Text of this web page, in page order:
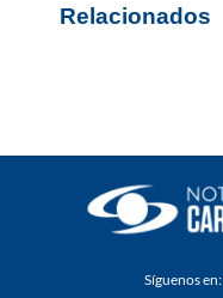
Relacionados
Síguenos en: